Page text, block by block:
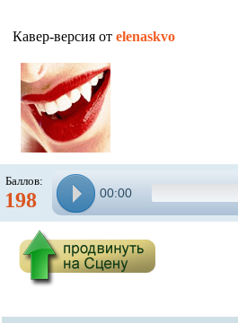
Кавер-версия от elenaskvo
Баллов:
198 00:00